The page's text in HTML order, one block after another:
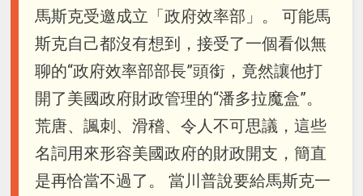
馬斯克受邀成立「政府效率部」。 可能馬
斯克自己都沒有想到，接受了一個看似無
聊的“政府效率部部長”頭銜，竟然讓他打
開了美國政府財政管理的“潘多拉魔盒”。
荒唐、諷刺、滑稽、令人不可思議，這些
名詞用來形容美國政府的財政開支，簡直
是再恰當不過了。 當川普說要給馬斯克一